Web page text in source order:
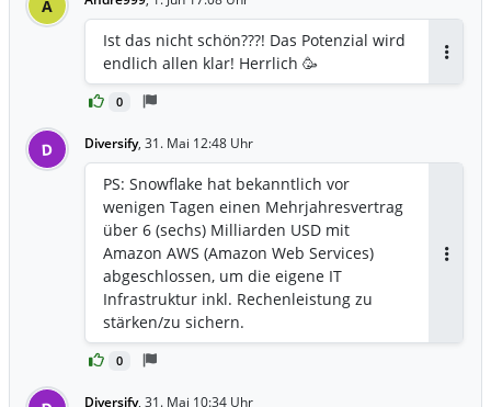
A
0
Ist das nicht schön???! Das Potenzial wird
endlich allen klar! Herrlich 🥳
D Diversify, 31. Mai 12:48 Uhr
0
PS: Snowflake hat bekanntlich vor
wenigen Tagen einen Mehrjahresvertrag
über 6 (sechs) Milliarden USD mit
Amazon AWS (Amazon Web Services)
abgeschlossen, um die eigene IT
Infrastruktur inkl. Rechenleistung zu
stärken/zu sichern.
Diversify, 31. Mai 10:34 Uhr